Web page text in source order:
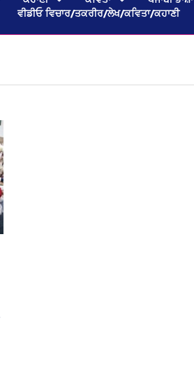
ਵੀਡੀਓ ਵਿਚਾਰ/ਤਕਰੀਰ/ਲੇਖ/ਕਵਿਤਾ/ਕਹਾਣੀ